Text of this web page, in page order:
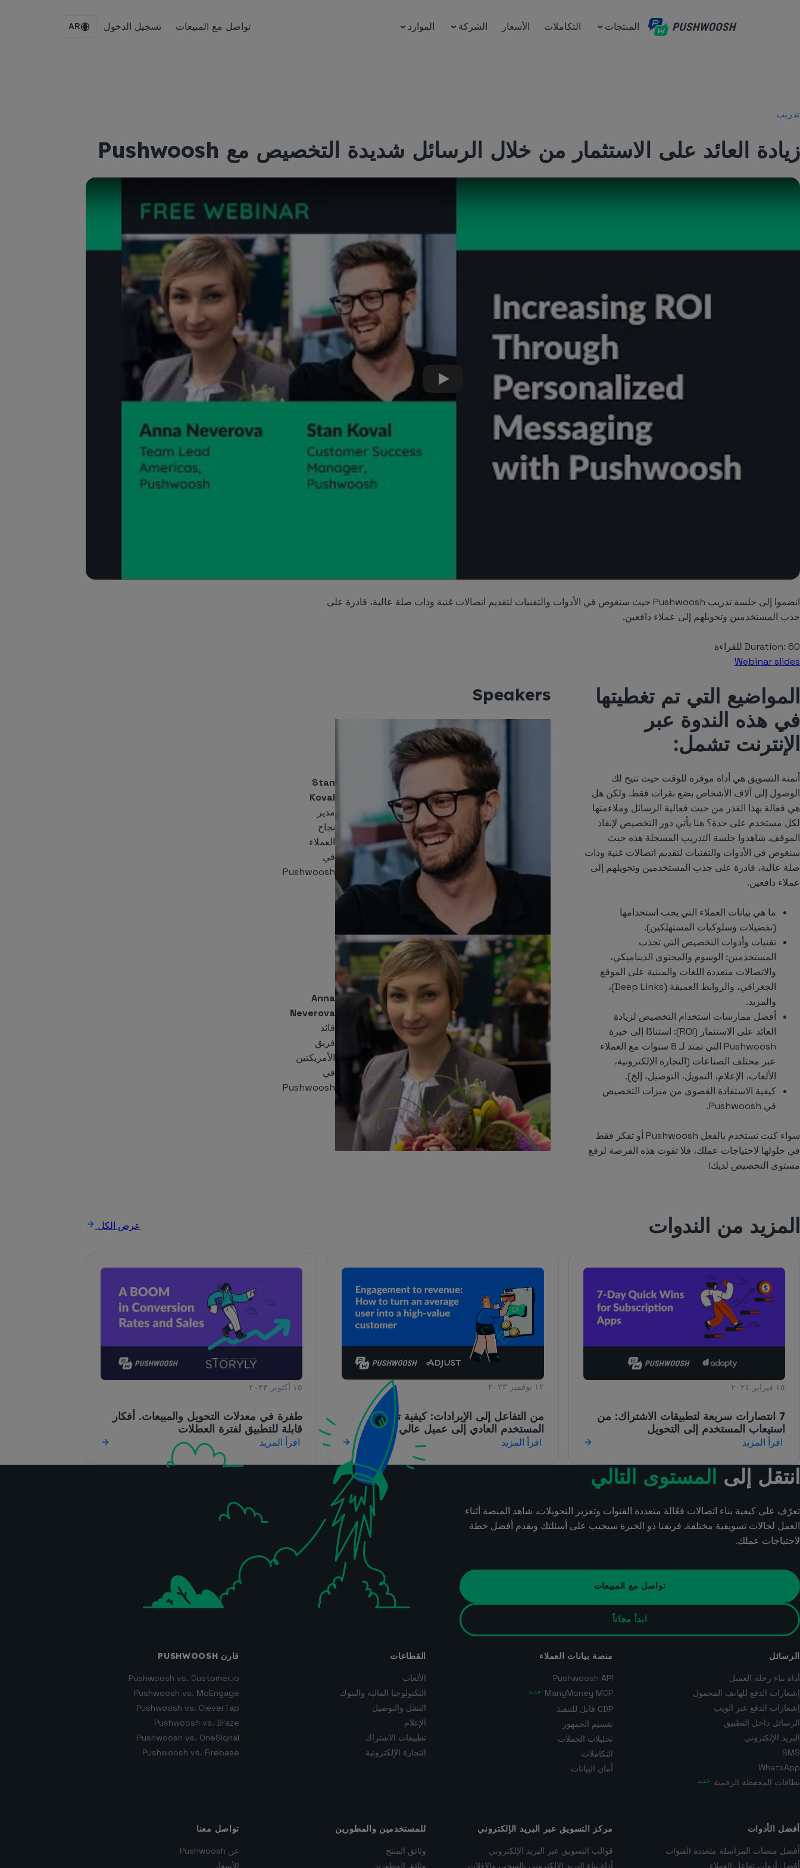
المنتجات التكاملات الأسعار الشركة الموارد تواصل مع المبيعات تسجيل الدخول AR
تدريب
زيادة العائد على الاستثمار من خلال الرسائل شديدة التخصيص مع Pushwoosh
Play
انضموا إلى جلسة تدريب Pushwoosh حيث سنغوص في الأدوات والتقنيات لتقديم اتصالات غنية وذات صلة عالية، قادرة على
جذب المستخدمين وتحويلهم إلى عملاء دافعين.
Duration: 60 للقراءة
Webinar slides
المواضيع التي تم تغطيتها
في هذه الندوة عبر
الإنترنت تشمل:
أتمتة التسويق هي أداة موفرة للوقت حيث تتيح لك
الوصول إلى آلاف الأشخاص بضع نقرات فقط. ولكن هل
هي فعالة بهذا القدر من حيث فعالية الرسائل وملاءمتها
لكل مستخدم على حدة؟ هنا يأتي دور التخصيص لإنقاذ
الموقف. شاهدوا جلسة التدريب المسجلة هذه حيث
سنغوص في الأدوات والتقنيات لتقديم اتصالات غنية وذات
صلة عالية، قادرة على جذب المستخدمين وتحويلهم إلى
عملاء دافعين.
ما هي بيانات العملاء التي يجب استخدامها
(تفضيلات وسلوكيات المستهلكين).
تقنيات وأدوات التخصيص التي تجذب
المستخدمين: الوسوم والمحتوى الديناميكي،
والاتصالات متعددة اللغات والمبنية على الموقع
الجغرافي، والروابط العميقة (Deep Links)،
والمزيد.
أفضل ممارسات استخدام التخصيص لزيادة
العائد على الاستثمار (ROI): استنادًا إلى خبرة
Pushwoosh التي تمتد لـ 8 سنوات مع العملاء
عبر مختلف الصناعات (التجارة الإلكترونية،
الألعاب، الإعلام، التمويل، التوصيل، إلخ).
كيفية الاستفادة القصوى من ميزات التخصيص
في Pushwoosh.
سواء كنت تستخدم بالفعل Pushwoosh أو تفكر فقط
في حلولها لاحتياجات عملك، فلا تفوت هذه الفرصة لرفع
مستوى التخصيص لديك!
Speakers
Stan
Koval
مدير
نجاح
العملاء
في
Pushwoosh
Anna
Neverova
قائد
فريق
الأمريكتين
في
Pushwoosh
المزيد من الندوات عرض الكل
١٥ فبراير ٢٠٢٤
7 انتصارات سريعة لتطبيقات الاشتراك: من
استيعاب المستخدم إلى التحويل
اقرأ المزيد
١٢ نوفمبر ٢٠٢٣
من التفاعل إلى الإيرادات: كيفية تحويل
المستخدم العادي إلى عميل عالي القيمة
اقرأ المزيد
١٥ أكتوبر ٢٠٢٣
طفرة في معدلات التحويل والمبيعات. أفكار
قابلة للتطبيق لفترة العطلات
اقرأ المزيد
انتقل إلى المستوى التالي
تعرّف على كيفية بناء اتصالات فعّالة متعددة القنوات وتعزيز التحويلات. شاهد المنصة أثناء
العمل لحالات تسويقية مختلفة. فريقنا ذو الخبرة سيجيب على أسئلتك ويقدم أفضل خطة
لاحتياجات عملك.
تواصل مع المبيعات
ابدأ مجاناً
الرسائل
أداة بناء رحلة العميل
إشعارات الدفع للهاتف المحمول
إشعارات الدفع عبر الويب
الرسائل داخل التطبيق
البريد الإلكتروني
SMS
WhatsApp
بطاقات المحفظة الرقمية جديد
منصة بيانات العملاء
Pushwoosh API
ManyMoney MCP جديد
CDP قابل للتنفيذ
تقسيم الجمهور
تحليلات الحملات
التكاملات
أمان البيانات
القطاعات
الألعاب
التكنولوجيا المالية والبنوك
التنقل والتوصيل
الإعلام
تطبيقات الاشتراك
التجارة الإلكترونية
قارن PUSHWOOSH
Pushwoosh vs. Customer.io
Pushwoosh vs. MoEngage
Pushwoosh vs. CleverTap
Pushwoosh vs. Braze
Pushwoosh vs. OneSignal
Pushwoosh vs. Firebase
أفضل الأدوات
أفضل منصات المراسلة متعددة القنوات
أفضل أدوات تفاعل العملاء
مركز التسويق عبر البريد الإلكتروني
قوالب التسويق عبر البريد الإلكتروني
أداة بناء البريد الإلكتروني بالسحب والإفلات
للمستخدمين والمطورين
وثائق المنتج
وثائق المطورين
تواصل معنا
عن Pushwoosh
الأسعار